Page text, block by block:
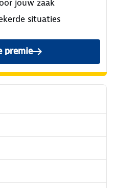
jouw zaak
situaties
premie